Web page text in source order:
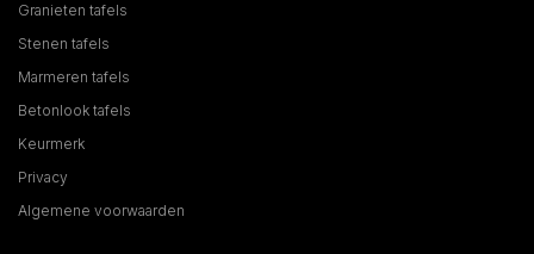
Granieten tafels
Stenen tafels
Marmeren tafels
Betonlook tafels
Keurmerk
Privacy
Algemene voorwaarden